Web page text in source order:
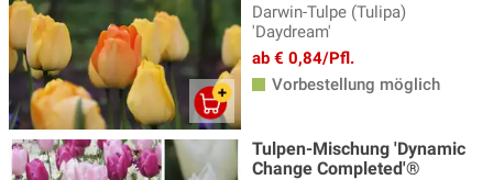
Darwin-Tulpe (Tulipa)
'Daydream'
ab € 0,84/Pfl.
Vorbestellung möglich
Tulpen-Mischung 'Dynamic
Change Completed'®